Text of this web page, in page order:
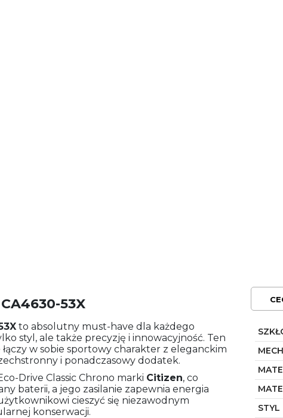
53X
to absolutny must-have dla każdego
styl, ale także precyzję i innowacyjność. Ten
w sobie sportowy charakter z eleganckim
i ponadczasowy dodatek.
Drive Classic Chrono marki Citizen, co
baterii, a jego zasilanie zapewnia energia
cieszyć się niezawodnym
konserwacji.
STYL